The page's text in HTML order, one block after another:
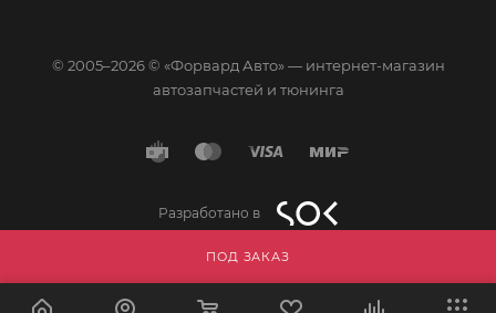
ПОД ЗАКАЗ
© 2005–2026 © «Форвард Авто» — интернет-магазин
автозапчастей и тюнинга
Разработано в